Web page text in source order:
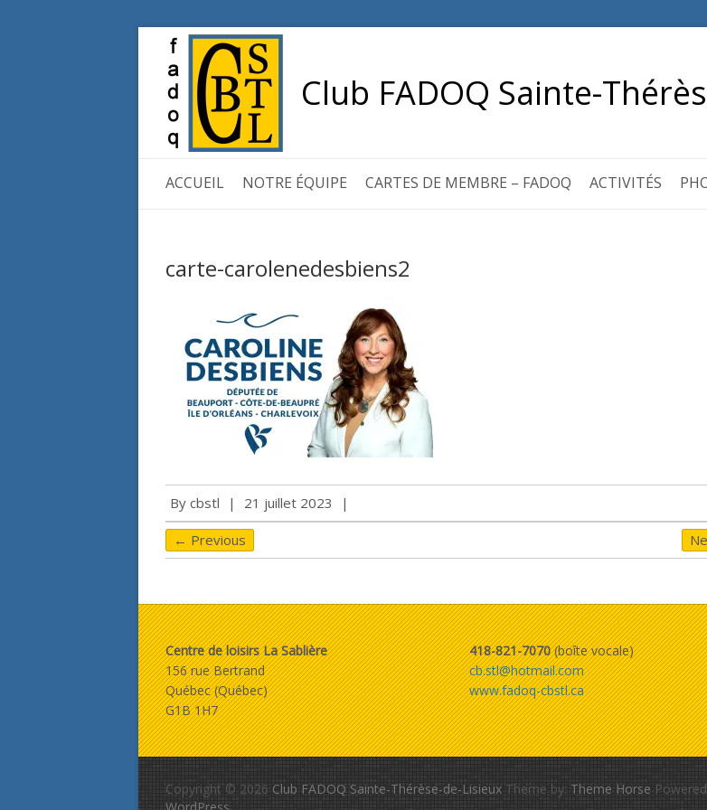
Club FADOQ Sainte-
ACCUEIL NOTRE ÉQUIPE CARTES DE MEMBRE – FADOQ ACTIVITÉS
carte-carolenedesbiens2
By cbstl | 21 juillet 2023 |
← Previous
Centre de loisirs La Sablière
156 rue Bertrand
Québec (Québec)
G1B 1H7
418-821-7070(boîte vocale)
cb.stl@hotmail.com
www.fadoq-cbstl.ca
Copyright © 2026 Club FADOQ Sainte-Thérèse-de-Lisieux Theme by: Theme Horse